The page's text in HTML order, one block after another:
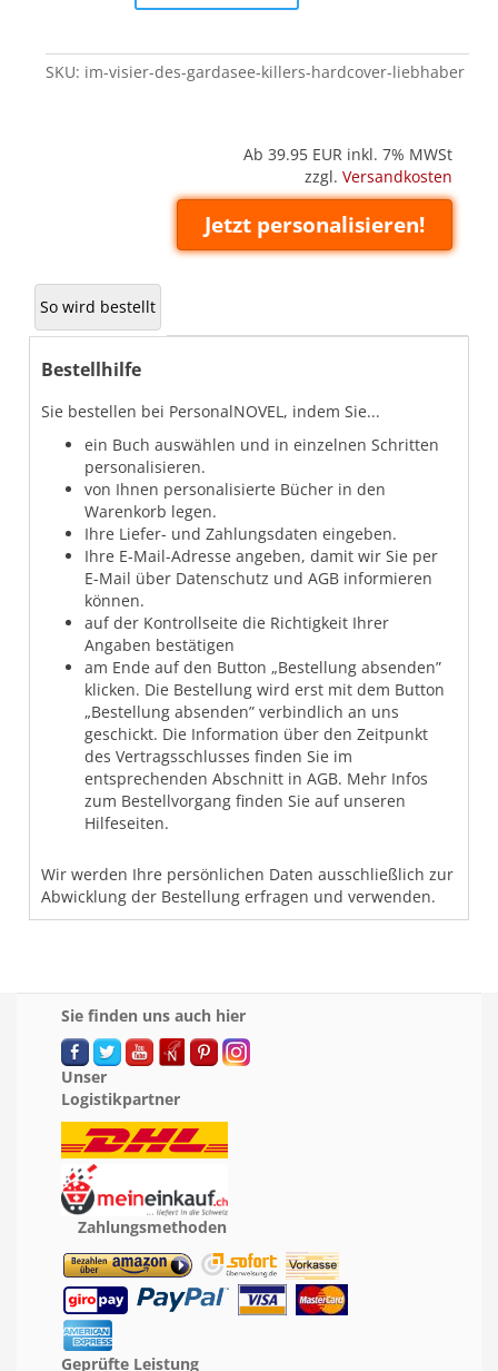
Killers
(Hardcover
SKU: im-visier-des-gardasee-killers-hardcover-liebhaber
Ab 39.95 EUR inkl. 7% MWSt
zzgl. Versandkosten
Jetzt personalisieren!
So wird bestellt
Bestellhilfe
Sie bestellen bei PersonalNOVEL, indem Sie...
ein Buch auswählen und in einzelnen Schritten
personalisieren.
von Ihnen personalisierte Bücher in den
Warenkorb legen.
Ihre Liefer- und Zahlungsdaten eingeben.
Ihre E-Mail-Adresse angeben, damit wir Sie per
E-Mail über Datenschutz und AGB informieren
können.
auf der Kontrollseite die Richtigkeit Ihrer
Angaben bestätigen
am Ende auf den Button „Bestellung absenden”
klicken. Die Bestellung wird erst mit dem Button
„Bestellung absenden” verbindlich an uns
geschickt. Die Information über den Zeitpunkt
des Vertragsschlusses finden Sie im
entsprechenden Abschnitt in AGB. Mehr Infos
zum Bestellvorgang finden Sie auf unseren
Hilfeseiten.
Wir werden Ihre persönlichen Daten ausschließlich zur
Abwicklung der Bestellung erfragen und verwenden.
Sie finden uns auch hier
Unser
Logistikpartner
Zahlungsmethoden
Geprüfte Leistung